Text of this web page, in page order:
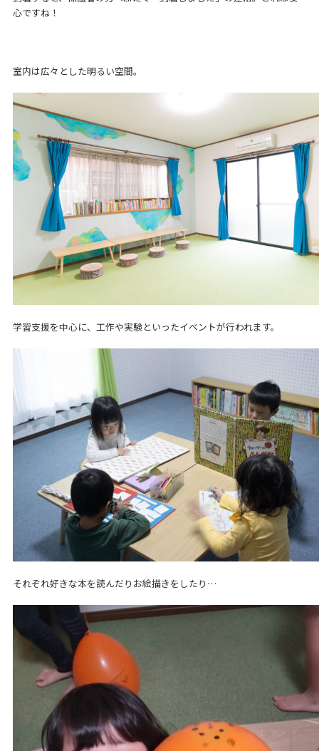
心ですね！
室内は広々とした明るい空間。
学習支援を中心に、工作や実験といったイベントが行われます。
それぞれ好きな本を読んだりお絵描きをしたり…